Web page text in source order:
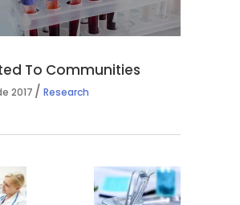
To Communities
2017 Research